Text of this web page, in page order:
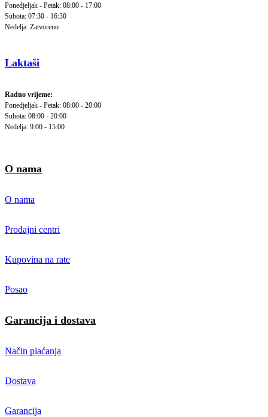
Ponedjeljak - Petak: 08:00 - 17:00
Subota: 07:30 - 16:30
Nedelja: Zatvoreno
Laktaši
Radno vrijeme:
Ponedjeljak - Petak: 08:00 - 20:00
Subota: 08:00 - 20:00
Nedelja: 9:00 - 15:00
O nama
O nama
Prodajni centri
Kupovina na rate
Posao
Garancija i dostava
Način plaćanja
Dostava
Garancija